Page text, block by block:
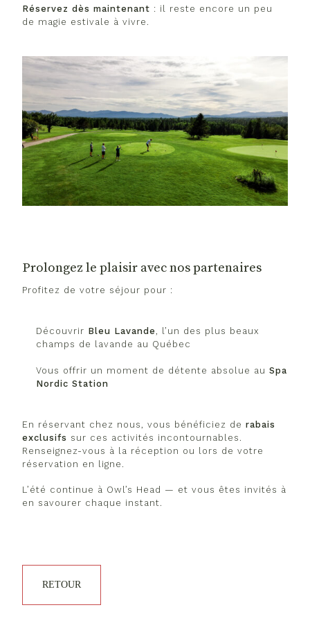
Réservez dès maintenant : il reste encore un peu
de magie estivale à vivre.
Prolongez le plaisir avec nos partenaires
Profitez de votre séjour pour :
Découvrir Bleu Lavande , l’un des plus beaux
champs de lavande au Québec
Vous offrir un moment de détente absolue au Spa
Nordic Station
En réservant chez nous, vous bénéficiez de rabais
exclusifs sur ces activités incontournables.
Renseignez-vous à la réception ou lors de votre
réservation en ligne.
L’été continue à Owl’s Head — et vous êtes invités à
en savourer chaque instant.
RETOUR